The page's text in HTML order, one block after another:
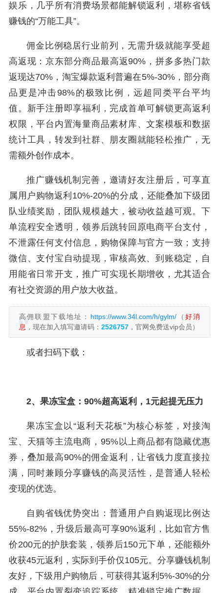
娱乐，几乎所有消费场景都能解锁返利，堪称省钱
赚钱的“万能工具”。
佣金比例稳居行业前列，无需升级就能享受超
高返现：京东部分商品最高返90%，拼多多热门款
返现达70%，淘宝爆款返利普遍在5%-30%，部分商
品更是冲击98%的极致比例，远超同类平台平均
值。新手注册即享福利，完成首单可解锁更高返利
权限，平台内置海量商品素材库、文案模板和数据
统计工具，转发到社群、朋友圈就能轻松推广，无
需额外创作成本。
推广赚钱机制完善，邀请好友注册后，可享直
属用户购物返利10%-20%的分成，还能叠加下级团
队业绩奖励，团队规模越大，被动收益越可观。下
单流程安全透明，领券后跳转回原电商平台支付，
不泄露任何支付信息，购物保障与官方一致；支持
微信、支付宝自动提现，审核高效、到账稳定，自
用能省日常开支，推广可实现长期增收，尤其适合
有社交资源的用户放大收益。
高佣联盟下载地址： https://www.34l.com/h/gylm/（ 好消
息 ，现在加入填写邀请码： 2526757 ，官网免费送vip会员）
或者扫码下载：
2、果冻宝盒：90%超高返利，1元起提无压力
果冻宝盒以“返利天花板”为核心标签，对接淘
宝、天猫等主流电商，95%以上商品都有隐藏优惠
券，叠加最高90%的佣金返利，让省钱力度直接拉
满，同时兼顾分享赚钱的高灵活性，是普通人轻松
变现的优选。
自购省钱优势突出：普通用户自购返现比例达
55%-82%，升级后最高可享90%返利，比如官方售
价200元的护肤套装，领券后150元下单，还能额外
收获45元返利，实际到手价仅105元。分享赚钱机制
友好，下级用户购物后，可获得其返利5%-30%的分